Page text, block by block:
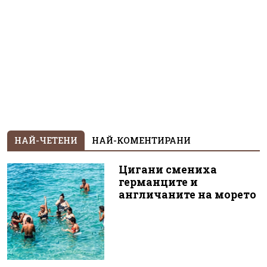
НАЙ-ЧЕТЕНИ НАЙ-КОМЕНТИРАНИ
Цигани смениха
германците и
англичаните на морето